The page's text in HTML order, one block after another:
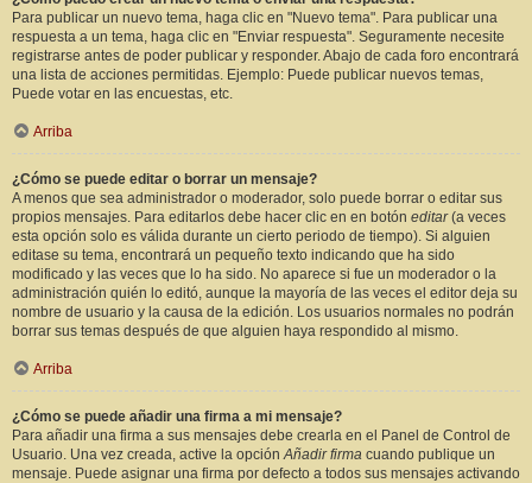
Para publicar un nuevo tema, haga clic en "Nuevo tema". Para publicar una
respuesta a un tema, haga clic en "Enviar respuesta". Seguramente necesite
registrarse antes de poder publicar y responder. Abajo de cada foro encontrará
una lista de acciones permitidas. Ejemplo: Puede publicar nuevos temas,
Puede votar en las encuestas, etc.
Arriba
¿Cómo se puede editar o borrar un mensaje?
A menos que sea administrador o moderador, solo puede borrar o editar sus
propios mensajes. Para editarlos debe hacer clic en en botón editar(a veces
esta opción solo es válida durante un cierto periodo de tiempo). Si alguien
editase su tema, encontrará un pequeño texto indicando que ha sido
modificado y las veces que lo ha sido. No aparece si fue un moderador o la
administración quién lo editó, aunque la mayoría de las veces el editor deja su
nombre de usuario y la causa de la edición. Los usuarios normales no podrán
borrar sus temas después de que alguien haya respondido al mismo.
Arriba
¿Cómo se puede añadir una firma a mi mensaje?
Para añadir una firma a sus mensajes debe crearla en el Panel de Control de
Usuario. Una vez creada, active la opciónAñadir firma cuando publique un
mensaje. Puede asignar una firma por defecto a todos sus mensajes activando